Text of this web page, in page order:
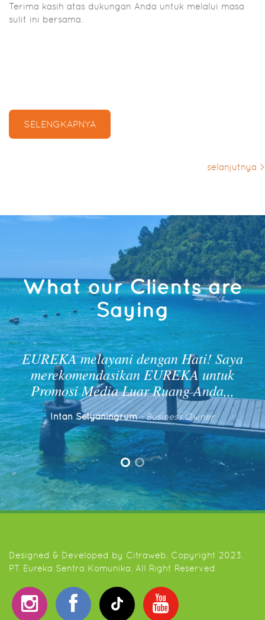
Terima kasih atas dukungan Anda untuk melalui masa
sulit ini bersama.
SELENGKAPNYA
selanjutnya >
What our Clients are
Saying
EUREKA membantu branding &
mempromosikan produk saya. Support &
Pelayanan EUREKA luar biasa! Terima
kasih EUREKA
Ahmad Muarif- Pengusaha
Designed & Developed by Citraweb . Copyright 2023.
PT Eureka Sentra Komunika. All Right Reserved